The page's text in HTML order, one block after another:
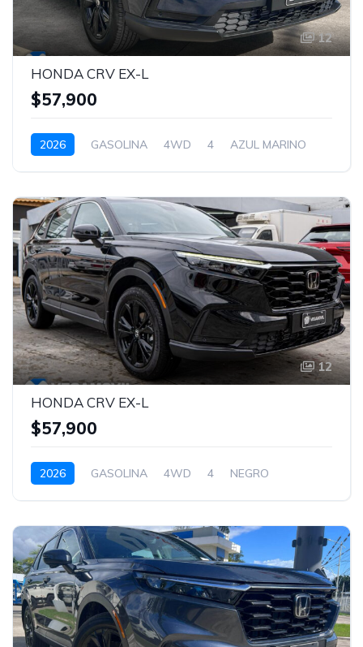
12
HONDA CRV EX-L
$57,900
2026 GASOLINA 4WD 4 AZUL MARINO
12
HONDA CRV EX-L
$57,900
2026 GASOLINA 4WD 4 NEGRO